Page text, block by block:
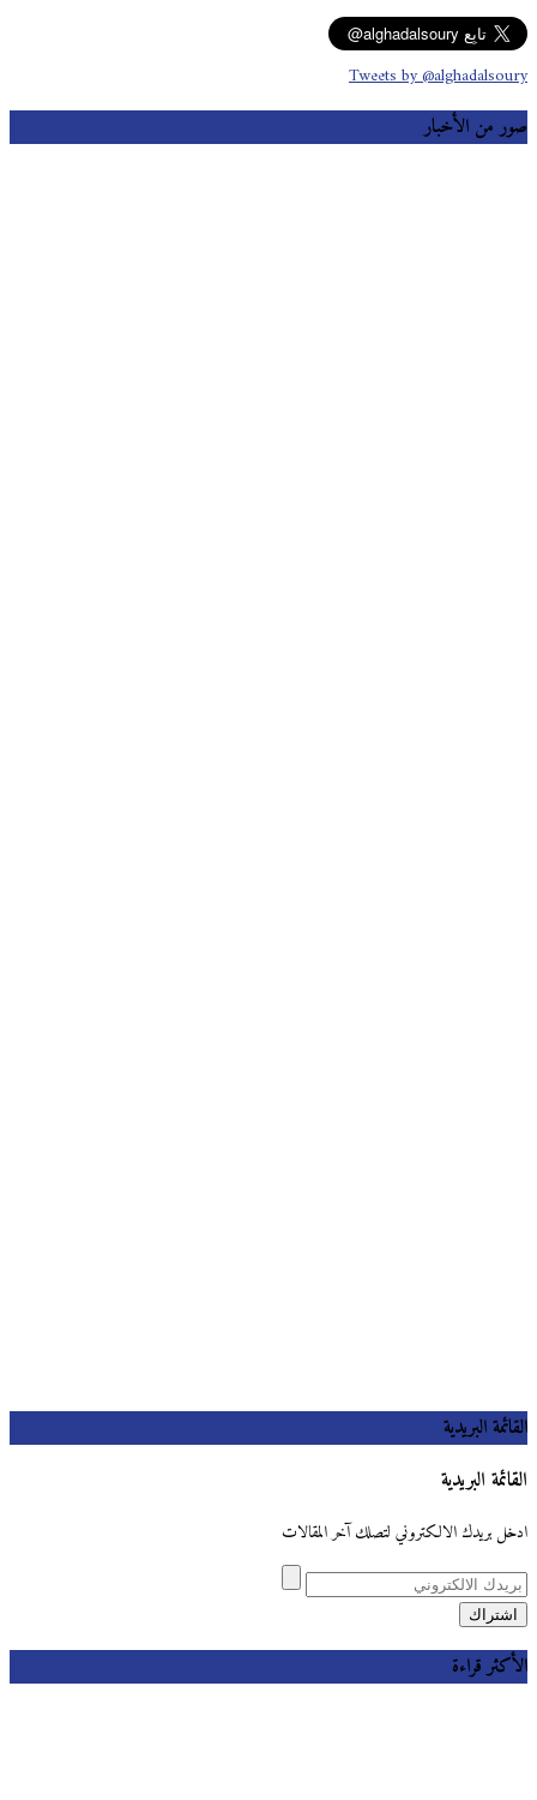
Tweets by @alghadalsoury
صور من الأخبار
القائمة البريدية
القائمة البريدية
ادخل بريدك الالكتروني لتصلك آخر المقالات
الأكثر قراءة